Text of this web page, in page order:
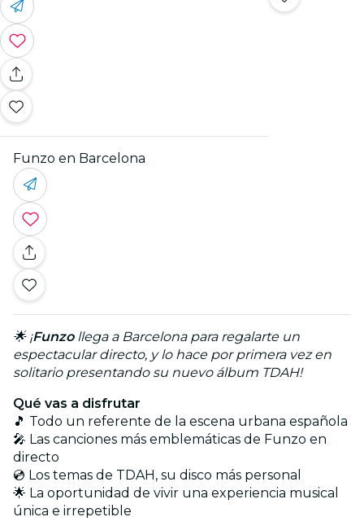
Funzo en Barcelona
🌟 ¡Funzollega a Barcelona para regalarte un
espectacular directo, y lo hace por primera vez en
solitario presentando su nuevo álbum TDAH!
Qué vas a disfrutar
🎵 Todo un referente de la escena urbana española
🎤 Las canciones más emblemáticas de Funzo en
directo
💿 Los temas de TDAH, su disco más personal
🌟 La oportunidad de vivir una experiencia musical
única e irrepetible